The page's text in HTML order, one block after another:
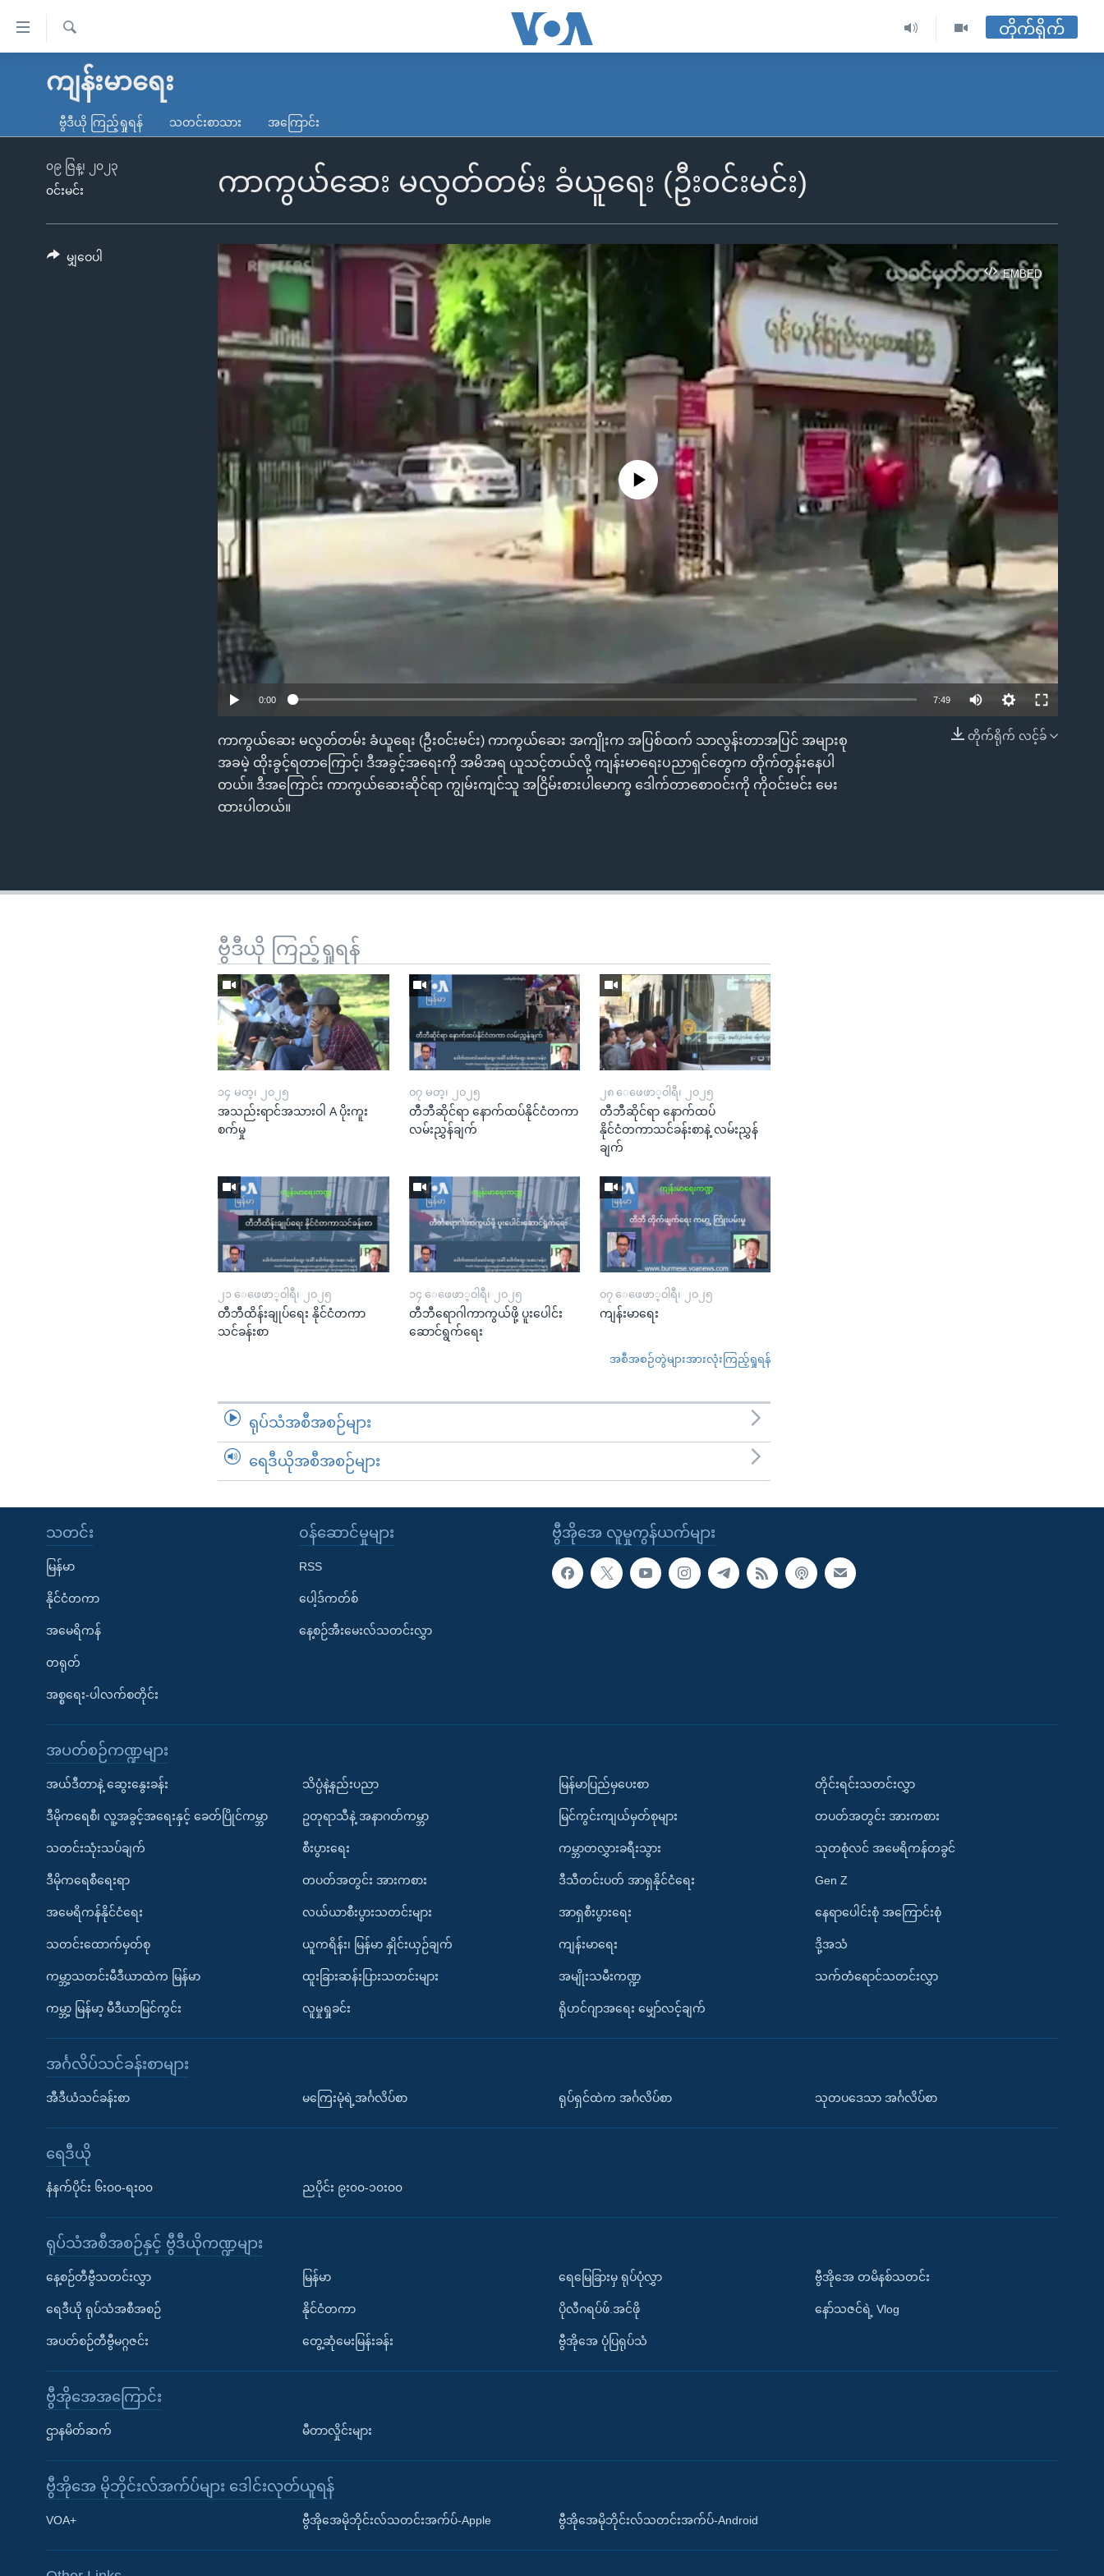
လွယ်ကူ
သည့်
မူလစာမျက်နှာ
ကမ္ဘာ့သတင်းများ
နိုင်ငံတကာ
အမေရိကန်
တရုတ်
အစ္စရေး-ပါလက်စတိုင်း
သတင်းလွတ်လပ်ခွင့်
ရပ်ဝန်းတခု လမ်းတခု အလွန်
အင်္ဂလိပ်စာလေ့လာမယ်
Learning English
ရ
တိုက်ရိုက်
ကျန်းမာရေး
ဗွီဒီယို ကြည့်ရှုရန် သတင်းစာသား အကြောင်း
ကာကွယ်ဆေး မလွတ်တမ်း ခံယူရေး (ဦး၀င်းမင်း)
၀၉ ဇြန္၊ ၂၀၂၃
၀င်းမင်း
EMBED
EMBED
No media source currently available
0:00 7:49
တိုက်ရိုက် လင့်ခ်
ကာကွယ်ဆေး မလွတ်တမ်း ခံယူရေး (ဦး၀င်းမင်း) ကာကွယ်ဆေး အကျိုးက အပြစ်ထက် သာလွန်းတာအပြင် အများစု
အခမဲ့ ထိုးခွင့်ရတာကြောင့်၊ ဒီအခွင့်အရေးကို အမိအရ ယူသင့်တယ်လို့ ကျန်းမာရေးပညာရှင်တွေက တိုက်တွန်းနေပါ
တယ်။ ဒီအကြောင်း ကာကွယ်ဆေးဆိုင်ရာ ကျွမ်းကျင်သူ အငြိမ်းစားပါမောက္ခ ဒေါက်တာစောဝင်းကို ကိုဝင်းမင်း မေး
ထားပါတယ်။
မျှဝေပါ
ဗွီဒီယို ကြည့်ရှုရန်
၁၄ မတ္၊ ၂၀၂၅
အသည်းရာင်အသားဝါ A ပိုးကူး
စက်မှု
၀၇ မတ္၊ ၂၀၂၅
တီဘီဆိုင်ရာ နောက်ထပ်နိုင်ငံတကာ
လမ်းညွှန်ချက်
၂၈ ေဖေဖာ္၀ါရီ၊ ၂၀၂၅
တီဘီဆိုင်ရာ နောက်ထပ်
နိုင်ငံတကာသင်ခန်းစာနဲ့ လမ်းညွှန်
ချက်
၂၁ ေဖေဖာ္၀ါရီ၊ ၂၀၂၅
တီဘီထိန်းချုပ်ရေး နိုင်ငံတကာ
သင်ခန်းစာ
၁၄ ေဖေဖာ္၀ါရီ၊ ၂၀၂၅
တီဘီရောဂါကာကွယ်ဖို့ ပူးပေါင်း
ဆောင်ရွက်ရေး
၀၇ ေဖေဖာ္၀ါရီ၊ ၂၀၂၅
ကျန်းမာရေး
အစီအစဉ်တွဲများအားလုံးကြည့်ရှုရန်
ရုပ်သံအစီအစဉ်များ
ရေဒီယိုအစီအစဉ်များ
ဗွီအိုအေ လူမှုကွန်ယက်များ
သတင်း
မြန်မာ
နိုင်ငံတကာ
အမေရိကန်
တရုတ်
အစ္စရေး-ပါလက်စတိုင်း
၀န်ဆောင်မှုများ
RSS
ပေါ့ဒ်ကတ်စ်
နေ့စဉ်အီးမေးလ်သတင်းလွှာ
အပတ်စဉ်ကဏ္ဍများ
အယ်ဒီတာနဲ့ ဆွေးနွေးခန်း
ဒီမိုကရေစီ၊ လူ့အခွင့်အရေးနှင့် ခေတ်ပြိုင်ကမ္ဘာ
သတင်းသုံးသပ်ချက်
ဒီမိုကရေစီရေးရာ
အမေရိကန်နိုင်ငံရေး
သတင်းထောက်မှတ်စု
ကမ္ဘာ့သတင်းမီဒီယာထဲက မြန်မာ
ကမ္ဘာ့ မြန်မာ့ မီဒီယာမြင်ကွင်း
သိပ္ပံနဲ့နည်းပညာ
ဥတုရာသီနဲ့ အနာဂတ်ကမ္ဘာ
စီးပွားရေး
တပတ်အတွင်း အားကစား
လယ်ယာစီးပွားသတင်းများ
ယူကရိန်း၊ မြန်မာ နှိုင်းယှဉ်ချက်
ထူးခြားဆန်းပြားသတင်းများ
လူမှုရှုခင်း
မြန်မာပြည်မှပေးစာ
မြင်ကွင်းကျယ်မှတ်စုများ
ကမ္ဘာတလွှားခရီးသွား
ဒီသီတင်းပတ် အာရှနိုင်ငံရေး
အာရှစီးပွားရေး
ကျန်းမာရေး
အမျိုးသမီးကဏ္ဍ
ရိုဟင်ဂျာအရေး မျှော်လင့်ချက်
တိုင်းရင်းသတင်းလွှာ
တပတ်အတွင်း အားကစား
သုတစုံလင် အမေရိကန်တခွင်
Gen Z
နေရာပေါင်းစုံ အကြောင်းစုံ
ဒို့အသံ
သက်တံရောင်သတင်းလွှာ
အင်္ဂလိပ်သင်ခန်းစာများ
အီဒီယံသင်ခန်းစာ မကြေးမုံရဲ့အင်္ဂလိပ်စာ ရုပ်ရှင်ထဲက အင်္ဂလိပ်စာ သုတပဒေသာ အင်္ဂလိပ်စာ
ရေဒီယို
နံနက်ပိုင်း ၆း၀၀-ရး၀၀ ညပိုင်း ၉း၀၀-၁၀း၀၀
ရုပ်သံအစီအစဉ်နှင့် ဗွီဒီယိုကဏ္ဍများ
နေ့စဉ်တီဗွီသတင်းလွှာ
ရေဒီယို ရုပ်သံအစီအစဉ်
အပတ်စဉ်တီဗွီမဂ္ဂဇင်း
မြန်မာ
နိုင်ငံတကာ
တွေ့ဆုံမေးမြန်းခန်း
ရေမြေခြားမှ ရုပ်ပုံလွှာ
ပိုလီဂရပ်ဖ်.အင်ဖို
ဗွီအိုအေ ပုံပြရုပ်သံ
ဗွီအိုအေ တမိနစ်သတင်း
နော်သဇင်ရဲ့ Vlog
ဗွီအိုအေအကြောင်း
ဌာနမိတ်ဆက် မီတာလှိုင်းများ
ဗွီအိုအေ မိုဘိုင်းလ်အက်ပ်များ ဒေါင်းလုတ်ယူရန်
VOA+ ဗွီအိုအေမိုဘိုင်းလ်သတင်းအက်ပ်-Apple ဗွီအိုအေမိုဘိုင်းလ်သတင်းအက်ပ်-Android